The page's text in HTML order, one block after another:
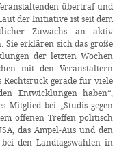
übertraf und
der Initiative ist seit dem
Zuwachs an aktiv
Sie erklären sich das große
der letzten Wochen
mit den Veranstaltern
Rechtsruck gerade für viele
Entwicklungen haben“,
Mitglied bei „Studis gegen
offenen Treffen politisch
das Ampel-Aus und den
den Landtagswahlen in